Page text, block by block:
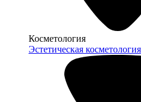
Косметология
Эстетическая косметология